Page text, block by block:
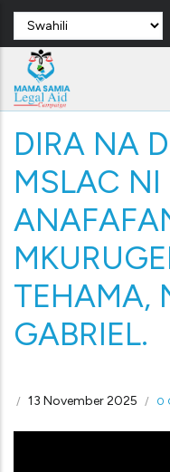
Skip
to
main
content
Select
your
language
DIRA NA
MSLAC NI
TEHAMA,
GABRIEL.
/ 13 November 2025 / 0